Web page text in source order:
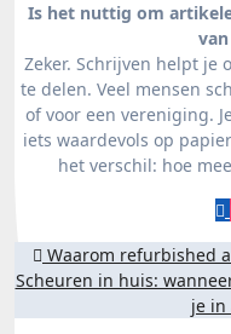
Is het nuttig om
Zeker. Schrijven helpt je
te delen. Veel mensen
of voor een vereniging.
iets waardevols op
het verschil: hoe
Bericht
navigatie
Waarom refurbished
Scheuren in huis:
je in